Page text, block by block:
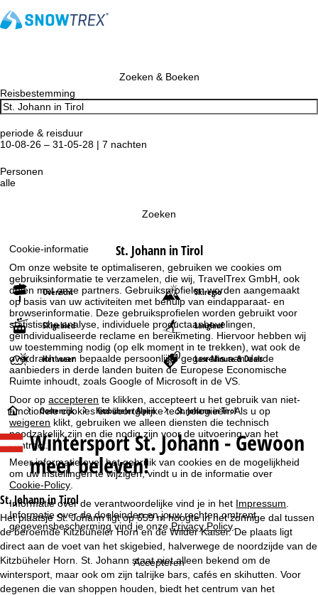
Cookie-informatie
Om onze website te optimaliseren, gebruiken we cookies om
gebruiksinformatie te verzamelen, die wij, TravelTrex GmbH, ook
delen met onze partners. Gebruiksprofielen worden aangemaakt
op basis van uw activiteiten met behulp van eindapparaat- en
browserinformatie. Deze gebruiksprofielen worden gebruikt voor
statistische analyse, individuele productaanbevelingen,
geïndividualiseerde reclame en bereikmeting. Hiervoor hebben wij
uw toestemming nodig (op elk moment in te trekken), wat ook de
overdracht van bepaalde persoonlijke gegevens aan derde
aanbieders in derde landen buiten de Europese Economische
Ruimte inhoudt, zoals Google of Microsoft in de VS.
Door opaccepteren te klikken, accepteert u het gebruik van niet-
functionele cookies en soortgelijke technologieën. Als u op
weigeren klikt, gebruiken we alleen diensten die technisch
noodzakelijk zijn en die nodig zijn voor de uitvoering van het
contract.
Meer informatie over het gebruik van cookies en de mogelijkheid
om uw instellingen te wijzigen, vindt u in de informatie over
Cookie-Policy
Informatie over de verantwoordelijke vind je in het Impressum
Informatie over de doeleinden en jouw rechten omtrent
gegevensbescherming vind je onzePrivacy Policy.
Accepteren
Zoeken & Boeken
Reisbestemming
periode & reisduur
10-08-26 – 31-05-28 | 7 nachten
Personen
alle
Zoeken
St. Johann in Tirol
Overzicht Skiregio
Skigebied Langlauf
Het weer Last-Minute & Deals
S
t
a
r
t
p
Oostenrijk Kitzbüheler Alpen St. Johann in Tirol
WintersportSt. Johann - Gewoon
meer beleven!
St. Johann in Tirol
Het plaatsje St. Johann ligt op 659 m hoogte in het zonnige dal tussen
de beroemde Kitzbüheler Horn en de Wilder Kaiser. De plaats ligt
direct aan de voet van het skigebied, halverwege de noordzijde van de
Kitzbüheler Horn. St. Johann staat niet alleen bekend om de
wintersport, maar ook om zijn talrijke bars, cafés en skihutten. Voor
degenen die van shoppen houden, biedt het centrum van het